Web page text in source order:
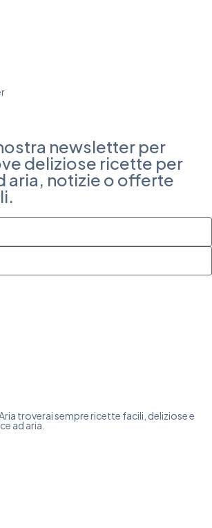
newsletter per
deliziose ricette per
aria, notizie o offerte
troverai sempre ricette facili, deliziose e
ad aria.